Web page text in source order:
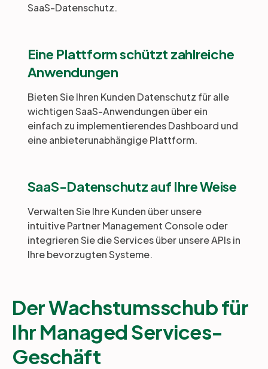
SaaS-Datenschutz.
Eine Plattform schützt zahlreiche
Anwendungen
Bieten Sie Ihren Kunden Datenschutz für alle
wichtigen SaaS-Anwendungen über ein
einfach zu implementierendes Dashboard und
eine anbieterunabhängige Plattform.
SaaS-Datenschutz auf Ihre Weise
Verwalten Sie Ihre Kunden über unsere
intuitive Partner Management Console oder
integrieren Sie die Services über unsere APIs in
Ihre bevorzugten Systeme.
Der Wachstumsschub für
Ihr Managed Services-
Geschäft